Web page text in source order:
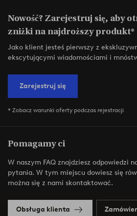
Nowość? Zarejestruj się, aby
zniżki na najdroższy produkt*
Jako klient jesteś pierwszy z
ekscytującymi wiadomościami i
Zarejestruj się
* Zobacz warunki oferty podczas rejestracji
Pomagamy ci
W naszym FAQ znajdziesz odpowiedzi
pytania. W tym miejscu dowiesz się
można się z nami skontaktować.
Obsługa klienta